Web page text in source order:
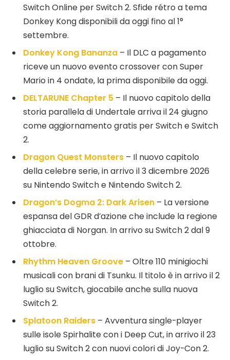
Switch Online per Switch 2. Sfide rétro a tema
Donkey Kong disponibili da oggi fino al 1°
settembre.
Donkey Kong Bananza – Il DLC a pagamento
riceve un nuovo evento crossover con Super
Mario in 4 ondate, la prima disponibile da oggi.
DELTARUNE Chapter 5 – Il nuovo capitolo della
storia parallela di Undertale arriva il 24 giugno
come aggiornamento gratis per Switch e Switch
2.
Dragon Quest Monsters – Il nuovo capitolo
della celebre serie, in arrivo il 3 dicembre 2026
su Nintendo Switch e Nintendo Switch 2.
Dragon’s Dogma 2: Dark Arisen – La versione
espansa del GDR d’azione che include la regione
ghiacciata di Norgan. In arrivo su Switch 2 dal 9
ottobre.
Rhythm Heaven Groove – Oltre 110 minigiochi
musicali con brani di Tsunku. Il titolo è in arrivo il 2
luglio su Switch, giocabile anche sulla nuova
Switch 2.
Splatoon Raiders – Avventura single-player
sulle isole Spirhalite con i Deep Cut, in arrivo il 23
luglio su Switch 2 con nuovi colori di Joy-Con 2.